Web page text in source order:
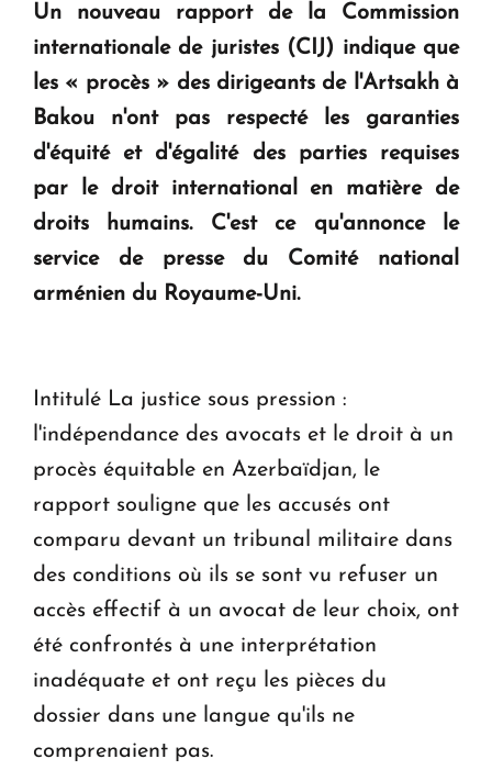
question d'un référendum ne se pose pas. "
KASA : 30 ans d'audace, de résilience et d'avenir
en Arménie
Le premier hôtel Hyatt Regency d'Arménie
ouvrira ses portes à Dilijan
Un nouveau rapport de la Commission
internationale de juristes (CIJ) indique que
les « procès » des dirigeants de l'Artsakh à
Bakou n'ont pas respecté les garanties
d'équité et d'égalité des parties requises
par le droit international en matière de
droits humains. C'est ce qu'annonce le
service de presse du Comité national
arménien du Royaume-Uni.
Intitulé La justice sous pression :
l'indépendance des avocats et le droit à un
procès équitable en Azerbaïdjan, le
rapport souligne que les accusés ont
comparu devant un tribunal militaire dans
des conditions où ils se sont vu refuser un
accès effectif à un avocat de leur choix, ont
été confrontés à une interprétation
inadéquate et ont reçu les pièces du
dossier dans une langue qu'ils ne
comprenaient pas.